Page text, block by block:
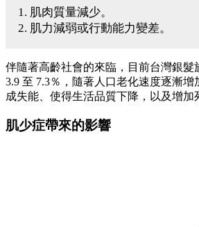
1. 肌肉質量減少。
2. 肌力減弱或行動能力變差。
伴隨著高齡社會的來臨，目前台灣銀髮
3.9 至 7.3％，隨著人口老化速度逐漸
成失能、使得生活品質下降，以及增加
肌少症帶來的影響